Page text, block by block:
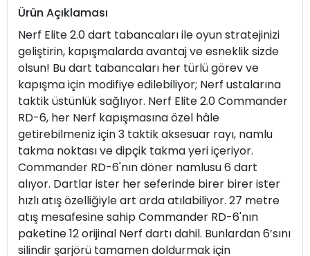
Ürün Açıklaması
Nerf Elite 2.0 dart tabancaları ile oyun stratejinizi
geliştirin, kapışmalarda avantaj ve esneklik sizde
olsun! Bu dart tabancaları her türlü görev ve
kapışma için modifiye edilebiliyor; Nerf ustalarına
taktik üstünlük sağlıyor. Nerf Elite 2.0 Commander
RD-6, her Nerf kapışmasına özel hâle
getirebilmeniz için 3 taktik aksesuar rayı, namlu
takma noktası ve dipçik takma yeri içeriyor.
Commander RD-6'nın döner namlusu 6 dart
alıyor. Dartlar ister her seferinde birer birer ister
hızlı atış özelliğiyle art arda atılabiliyor. 27 metre
atış mesafesine sahip Commander RD-6'nın
paketine 12 orijinal Nerf dartı dahil. Bunlardan 6’sını
silindir şarjörü tamamen doldurmak için